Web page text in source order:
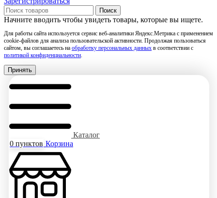
Поиск
Начните вводить чтобы увидеть товары, которые вы ищете.
Для работы сайта используется сервис веб-аналитики Яндекс.Метрика с применением
cookie-файлов для анализа пользовательской активности. Продолжая пользоваться
сайтом, вы соглашаетесь на обработку персональных данных в соответствии с
политикой конфиденциальности
Принять
Каталог
0 пунктов Корзина